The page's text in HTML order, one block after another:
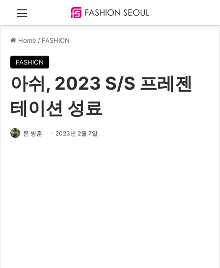
Menu
Home / FASHION
FASHION
아쉬, 2023 S/S 프레젠
테이션 성료
문 병훈 2023년 2월 7일